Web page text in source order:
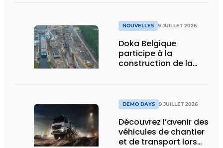
NOUVELLES 9 JUILLET 2026
Doka Belgique
participe à la
construction de la
DEMO DAYS 9 JUILLET 2026
Découvrez l’avenir des
véhicules de chantier
et de transport lors